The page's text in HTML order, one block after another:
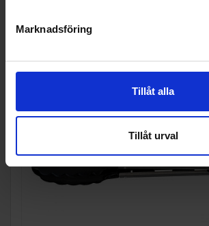
Marknadsföring
Tillåt alla
Tillåt urval